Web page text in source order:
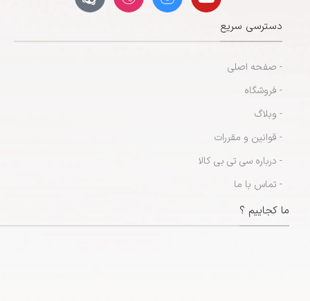
دسترسی سریع
- صفحه اصلی
- فروشگاه
- وبلاگ
- قوانین و مقررات
- درباره سی تی بی کالا
- تماس با ما
ما کجاییم ؟